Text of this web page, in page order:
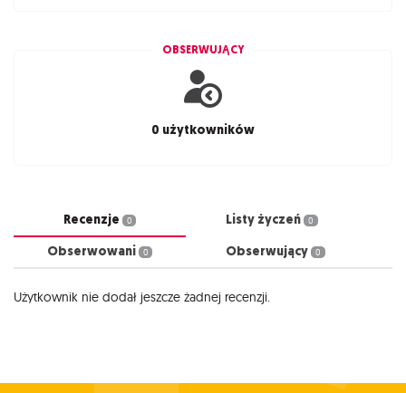
OBSERWUJĄCY
0 użytkowników
Recenzje 0 Listy życzeń 0
Obserwowani 0 Obserwujący 0
Użytkownik nie dodał jeszcze żadnej recenzji.